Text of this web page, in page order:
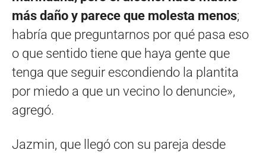
más daño y parece que molesta menos;
habría que preguntarnos por qué pasa eso
o que sentido tiene que haya gente que
tenga que seguir escondiendo la plantita
por miedo a que un vecino lo denuncie»,
agregó.
Jazmin, que llegó con su pareja desde